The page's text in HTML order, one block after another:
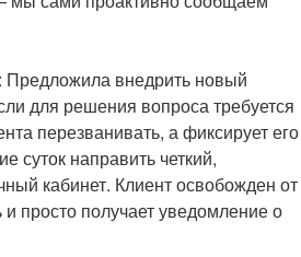
Предложила внедрить новый
для решения вопроса требуется
перезванивать, а фиксирует его
суток направить четкий,
кабинет. Клиент освобожден от
просто получает уведомление о